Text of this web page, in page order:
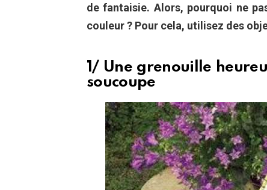
de fantaisie. Alors, pourquoi ne
couleur ? Pour cela, utilisez des
1/ Une grenouille
soucoupe